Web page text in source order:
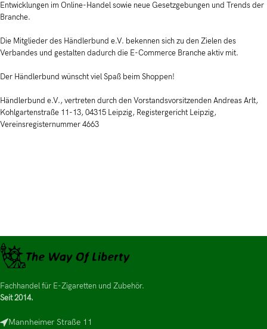
Entwicklungen im Online-Handel sowie neue Gesetzgebungen und Trends der
Branche.
Die Mitglieder des Händlerbund e.V. bekennen sich zu den Zielen des
Verbandes und gestalten dadurch die E-Commerce Branche aktiv mit.
Der Händlerbund wünscht viel Spaß beim Shoppen!
Händlerbund e.V., vertreten durch den Vorstandsvorsitzenden Andreas Arlt,
Kohlgartenstraße 11-13, 04315 Leipzig, Registergericht Leipzig,
Vereinsregisternummer 4663
Fachhandel für E-Zigaretten und Zubehör.
Seit 2014.
Mannheimer Straße 11